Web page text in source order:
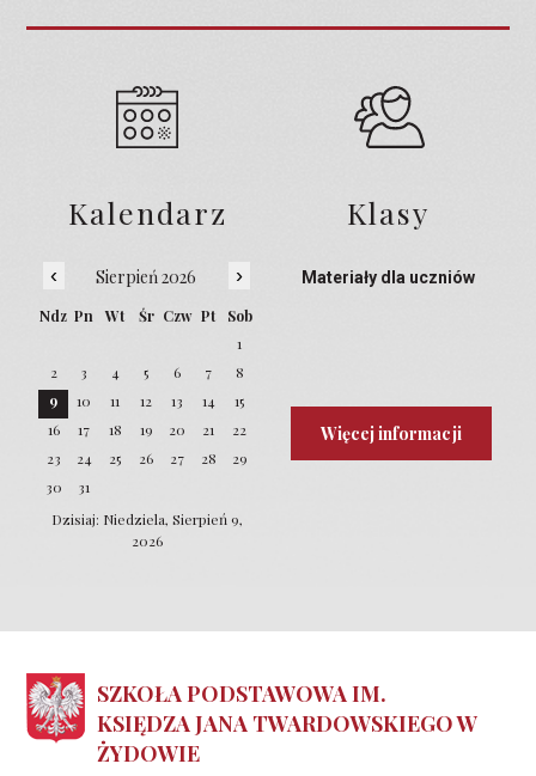
Kalendarz
‹ Sierpień 2026 ›
Ndz Pn Wt Śr Czw Pt
Sob
1
2
3 4 5 6 7
8
9
10 11 12 13 14
15
16
17 18 19 20 21
22
23
24 25 26 27 28
29
30
31
Dzisiaj: Niedziela, Sierpień 9,
2026
Klasy
Materiały dla uczniów
Więcej informacji
SZKOŁA PODSTAWOWA IM.
KSIĘDZA JANA TWARDOWSKIEGO W
ŻYDOWIE